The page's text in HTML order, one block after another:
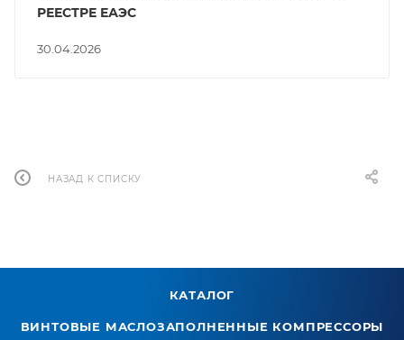
30.04.2026
РЕЕСТРЕ ЕАЭС
НАЗАД К СПИСКУ
КАТАЛОГ
ВИНТОВЫЕ МАСЛОЗАПОЛНЕННЫЕ КОМПРЕССОРЫ